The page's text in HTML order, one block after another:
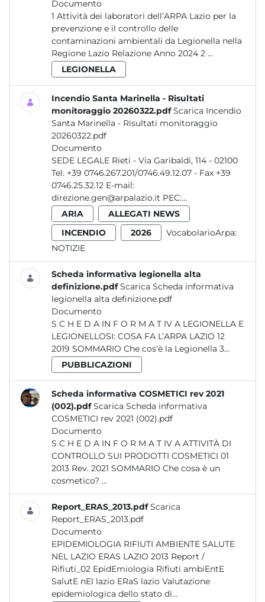
Documento
1 Attività dei laboratori dell’ARPA Lazio per la
prevenzione e il controllo delle
contaminazioni ambientali da Legionella nella
Regione Lazio Relazione Anno 2024 2 ...
LEGIONELLA
Incendio Santa Marinella - Risultati
monitoraggio 20260322.pdf Scarica Incendio
Santa Marinella - Risultati monitoraggio
20260322.pdf
Documento
SEDE LEGALE Rieti - Via Garibaldi, 114 - 02100
Tel. +39 0746.267.201/0746.49.12.07 - Fax +39
0746.25.32.12 E-mail:
direzione.gen@arpalazio.it PEC:...
ARIA
ALLEGATI NEWS
INCENDIO
2026
VocabolarioArpa:
NOTIZIE
Scheda informativa legionella alta
definizione.pdf Scarica Scheda informativa
legionella alta definizione.pdf
Documento
S C H E D A IN F O R M A T IV A LEGIONELLA E
LEGIONELLOSI: COSA FA L’ARPA LAZIO 12
2019 SOMMARIO Che cos'è la Legionella 3...
PUBBLICAZIONI
Scheda informativa COSMETICI rev 2021
(002).pdf Scarica Scheda informativa
COSMETICI rev 2021 (002).pdf
Documento
S C H E D A IN F O R M A T IV A ATTIVITÀ DI
CONTROLLO SUI PRODOTTI COSMETICI 01
2013 Rev. 2021 SOMMARIO Che cosa è un
cosmetico? ...
Report_ERAS_2013.pdf Scarica
Report_ERAS_2013.pdf
Documento
EPIDEMIOLOGIA RIFIUTI AMBIENTE SALUTE
NEL LAZIO ERAS LAZIO 2013 Report /
Rifiuti_02 EpidEmiologia Rifiuti ambiEntE
SalutE nEl lazio ERaS lazio Valutazione
epidemiologica dello stato di...